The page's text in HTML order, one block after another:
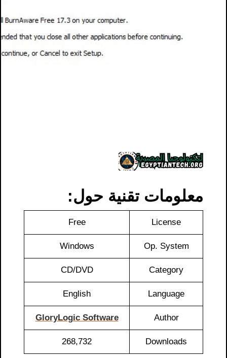
معلومات تقنية حول:
License
Free
Op. System
Windows
Category
CD/DVD
Language
English
Author
GloryLogic Software
Downloads
268,732